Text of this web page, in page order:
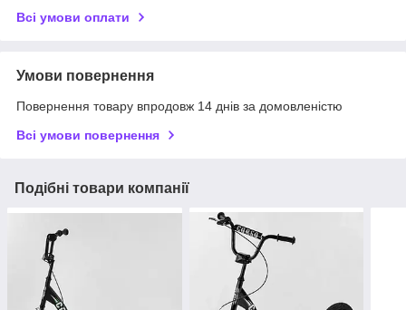
Всі умови оплати
Умови повернення
Повернення товару впродовж 14 днів за домовленістю
Всі умови повернення
Подібні товари компанії